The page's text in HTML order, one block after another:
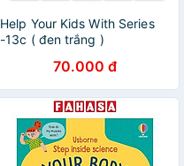
Help Your Kids With Series
-13c ( đen trắng )
70.000 đ